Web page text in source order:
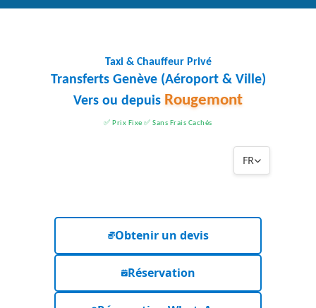
Taxi & Chauffeur Privé
Transferts Genève (Aéroport & Ville)
Vers ou depuis Rougemont
✅ Prix Fixe ✅ Sans Frais Cachés
FR
Obtenir un devis
Réservation